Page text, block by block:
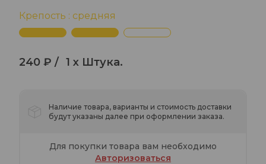
Крепость : средняя
240 ₽ / 1 x Штука.
Наличие товара, варианты и стоимость доставки
будут указаны далее при оформлении заказа.
Для покупки товара вам необходимо
Авторизоваться